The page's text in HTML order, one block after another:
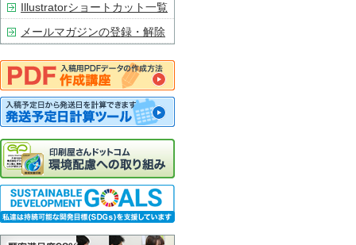
Illustratorショートカット一覧
メールマガジンの登録・解除